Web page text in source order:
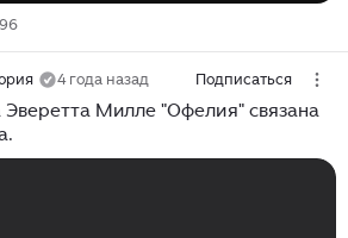
4 года назад Подписаться
Милле "Офелия" связана